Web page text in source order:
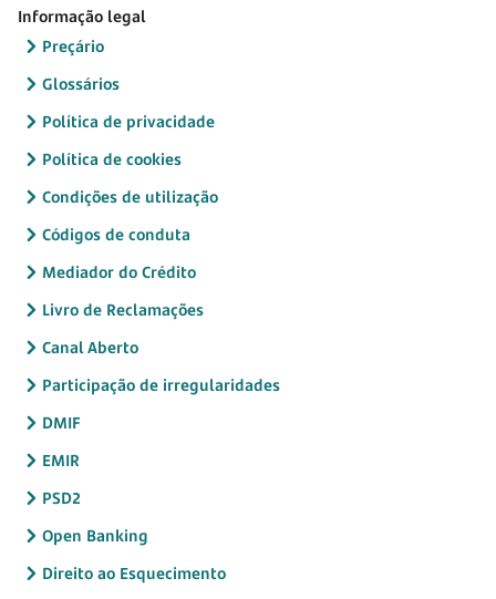
Informação legal
Preçário
Glossários
Política de privacidade
Política de cookies
Condições de utilização
Códigos de conduta
Mediador do Crédito
Livro de Reclamações
Canal Aberto
Participação de irregularidades
DMIF
EMIR
PSD2
Open Banking
Direito ao Esquecimento